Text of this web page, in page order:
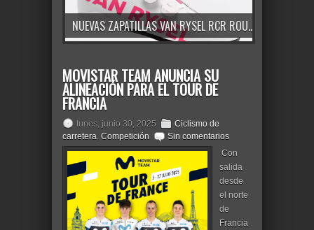
NUEVAS ZAPATILLAS VAN RYSEL RCR ROUBAIX: RIGIDEZ, PRECISIÓN Y RENDIMIENTO PROFESIONAL PARA CARRETERA
MOVISTAR TEAM ANUNCIA SU
ALINEACIÓN PARA EL TOUR DE
FRANCIA
lunes, junio 30, 2025
Ciclismo de
carretera, Competición
Sin comentarios
Con
salida
desde
el norte
de
Francia